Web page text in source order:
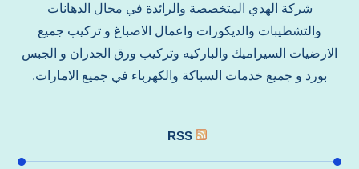
شركة الهدي المتخصصة والرائدة في مجال الدهانات
والتشطيبات والديكورات واعمال الاصباغ و تركيب جميع
الارضيات السيراميك والباركيه وتركيب ورق الجدران و الجبس
بورد و جميع خدمات السباكة والكهرباء في جميع الامارات.
RSS